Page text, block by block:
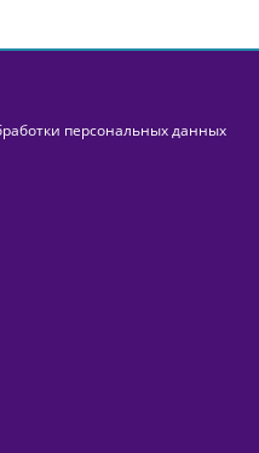
персональных данных